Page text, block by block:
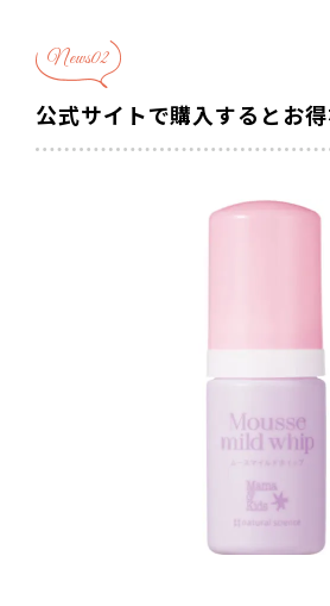
News02
公式サイトで購入するとお得